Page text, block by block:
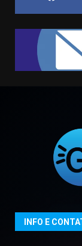
1
3INFO E